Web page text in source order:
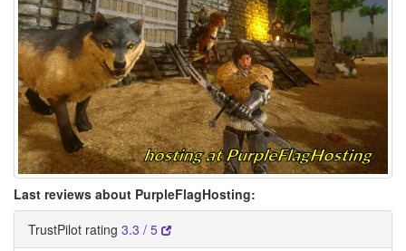
Last reviews about PurpleFlagHosting:
TrustPilot rating 3.3 / 5